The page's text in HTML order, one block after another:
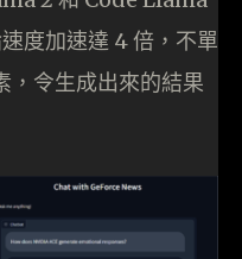
度加速達 4 倍，不單
，令生成出來的結果